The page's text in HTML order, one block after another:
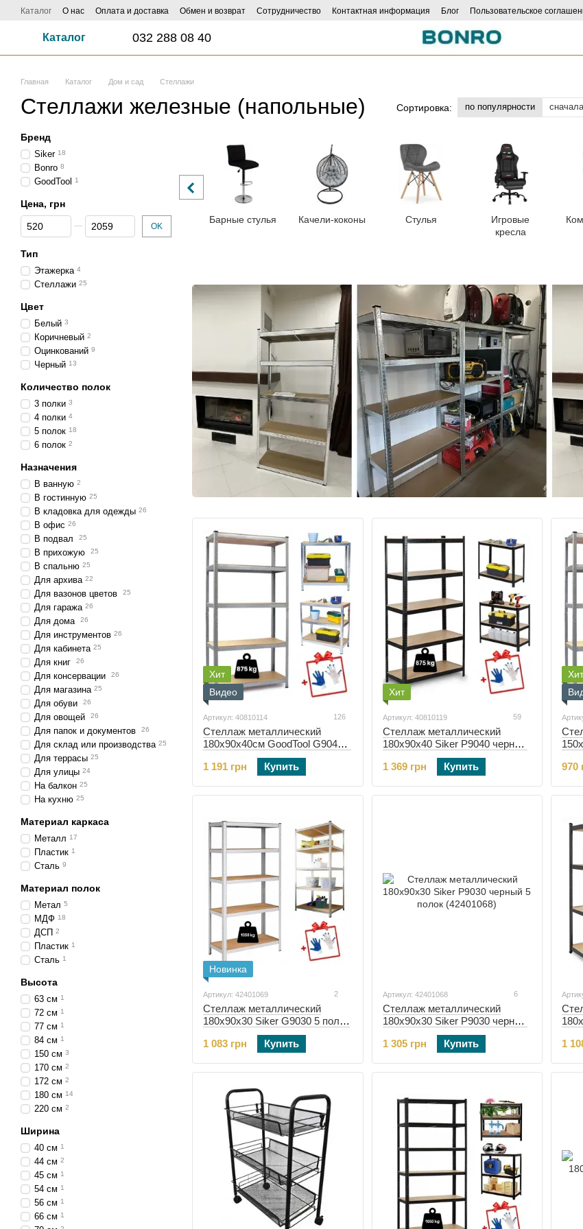
Перейти к основному контенту
Каталог О нас Оплата и доставка Обмен и возврат Сотрудничество Контактная информация Блог Пользовательское
Каталог 032 288 08 40
Главная Каталог Дом и сад Стеллажи
Стеллажи железные (напольные) Сортировка: по популярности
Барные стулья Качели-коконы Стулья
Игровые
кресла
Хит
Видео
Артикул: 40810114 126
Стеллаж металлический
180х90х40см GoodTool G9040 5
полок (40810114)
1 191 грн
Купить
Хит
Артикул: 40810119 59
Стеллаж металлический
180х90х40 Siker P9040 черный
1 369 грн
Купить
Хит
970
Новинка
Артикул: 42401069 2
Стеллаж металлический
180x90x30 Siker G9030 5 полок
1 083 грн
Купить
Артикул: 42401068 6
Стеллаж металлический
180х90х30 Siker P9030 черный
5 полок (42401068)
1 305 грн
Купить
4
1
Бренд
Siker 18
Bonro 8
GoodTool 1
Цена, грн
От Цена, грн
До Цена, грн OK
Тип
Этажерка 4
Стеллажи 25
Цвет
Белый 3
Коричневый 2
Оцинкований 9
Черный 13
Количество полок
3 полки 3
4 полки 4
5 полок 18
6 полок 2
Назначения
В ванную 2
В гостинную 25
В кладовка для одежды 26
В офис 26
В подвал 25
В прихожую 25
В спальню 25
Для архива 22
Для вазонов цветов 25
Для гаража 26
Для дома 26
Для инструментов 26
Для кабинета 25
Для книг 26
Для консервации 26
Для магазина 25
Для обуви 26
Для овощей 26
Для папок и документов 26
Для склад или производства 25
Для террасы 25
Для улицы 24
На балкон 25
На кухню 25
Материал каркаса
Металл 17
Пластик 1
Сталь 9
Материал полок
Метал 5
МДФ 18
ДСП 2
Пластик 1
Сталь 1
Высота
63 см 1
72 см 1
77 см 1
84 см 1
150 см 3
170 см 2
172 см 2
180 см 14
220 см 2
Ширина
40 см 1
44 см 2
45 см 1
54 см 1
56 см 1
66 см 1